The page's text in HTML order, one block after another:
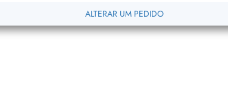
ALTERAR UM PEDIDO